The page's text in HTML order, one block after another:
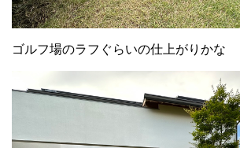
ゴルフ場のラフぐらいの仕上がりかな